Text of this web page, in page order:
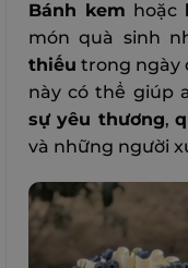
Bánh kem hoặc
món quà sinh
thiếu trong ngày
này có thể giúp
sự yêu thương,
và những người